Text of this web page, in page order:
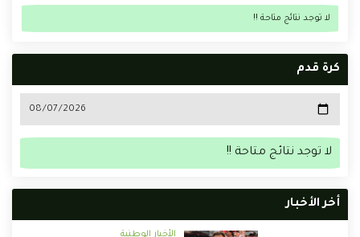
لا توجد نتائج متاحة !!
كرة قدم
لا توجد نتائج متاحة !!
أخر الأخبار
الأخبار الوطنية